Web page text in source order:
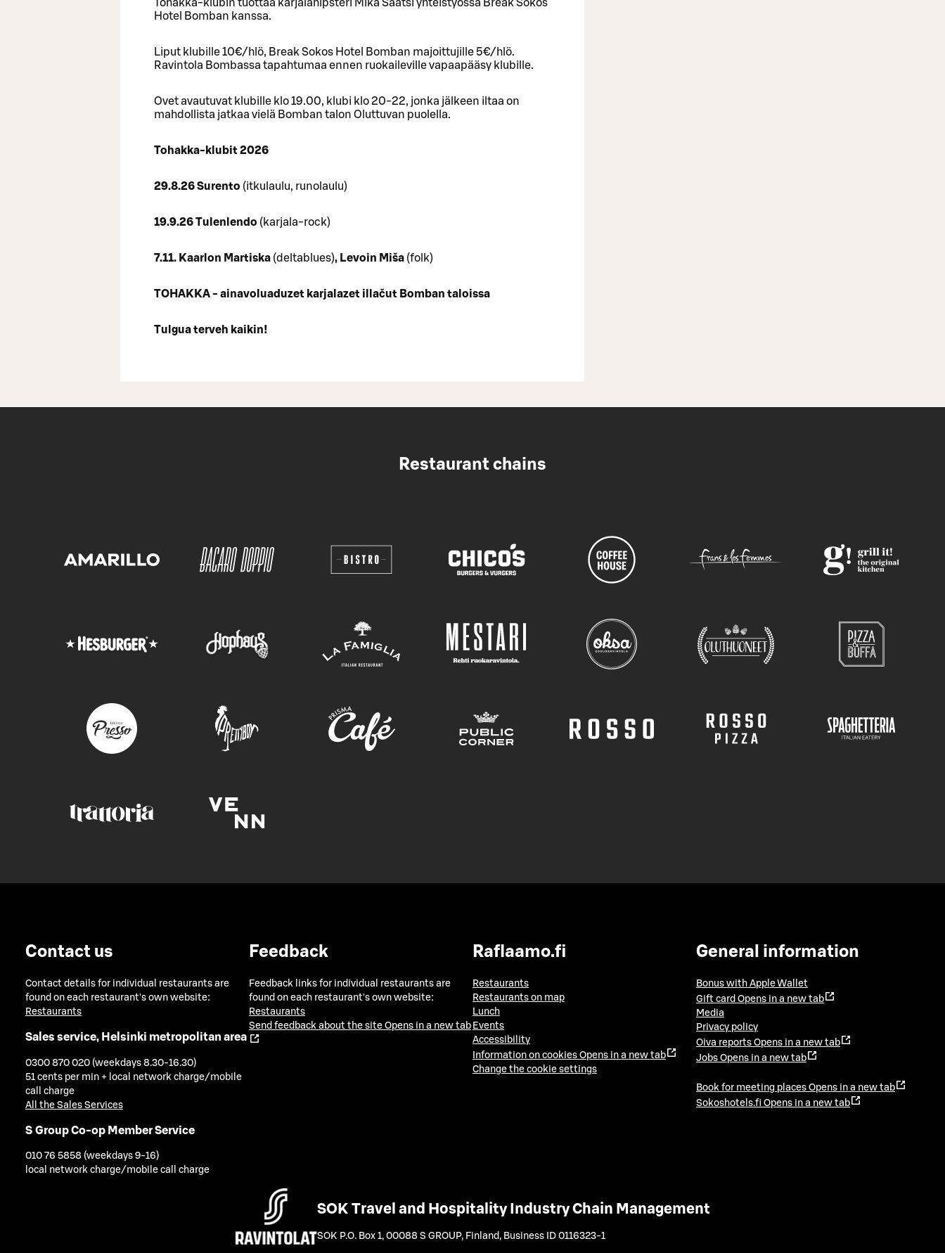
Tohakka-klubin tuottaa karjalahipsteri Mika Saatsi yhteistyössä Break Sokos
Hotel Bomban kanssa.
Liput klubille 10€/hlö, Break Sokos Hotel Bomban majoittujille 5€/hlö.
Ravintola Bombassa tapahtumaa ennen ruokaileville vapaapääsy klubille.
Ovet avautuvat klubille klo 19.00, klubi klo 20-22, jonka jälkeen iltaa on
mahdollista jatkaa vielä Bomban talon Oluttuvan puolella.
Tohakka-klubit 2026
29.8.26 Surento (itkulaulu, runolaulu)
19.9.26 Tulenlendo (karjala-rock)
7.11. Kaarlon Martiska (deltablues), Levoin Miša (folk)
TOHAKKA - ainavoluaduzet karjalazet illačut Bomban taloissa
Tulgua terveh kaikin!
Restaurant chains
Contact us
Contact details for individual restaurants are
found on each restaurant's own website:
Restaurants
Sales service, Helsinki metropolitan area
0300 870 020 (weekdays 8.30-16.30)
51 cents per min + local network charge/mobile
call charge
All the Sales Services
S Group Co-op Member Service
010 76 5858 (weekdays 9-16)
local network charge/mobile call charge
Feedback
Feedback links for individual restaurants are
found on each restaurant's own website:
Restaurants
Send feedback about the site Opens in a new tab
Raflaamo.fi
Restaurants
Restaurants on map
Lunch
Events
Accessibility
Information on cookies Opens in a new tab
Change the cookie settings
General information
Bonus with Apple Wallet
Gift card Opens in a new tab
Media
Privacy policy
Oiva reports Opens in a new tab
Jobs Opens in a new tab
Book for meeting places Opens in a new tab
Sokoshotels.fi Opens in a new tab
SOK Travel and Hospitality Industry Chain Management
SOK P.O. Box 1, 00088 S GROUP, Finland , Business ID 0116323-1